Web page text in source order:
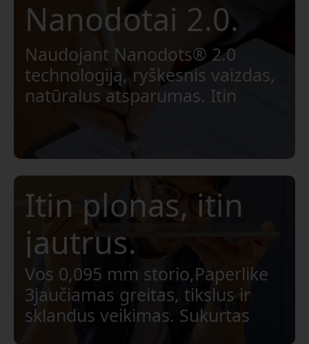
Nanodotai 2.0.
Naudojant Nanodots® 2.0
technologiją, ryškesnis vaizdas,
natūralus atsparumas. Itin
kad būtų naudojamas ilgai.
Itin plonas, itin
jautrus.
Vos 0,095 mm storio,Paperlike
3jaučiamas greitas, tikslus ir
sklandus veikimas. Sukurtas